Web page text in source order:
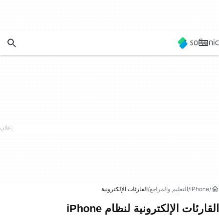
IPhone التعليم والمراجع القارئات الإلكترونية
القارئات الإلكترونية لنظام iPhone